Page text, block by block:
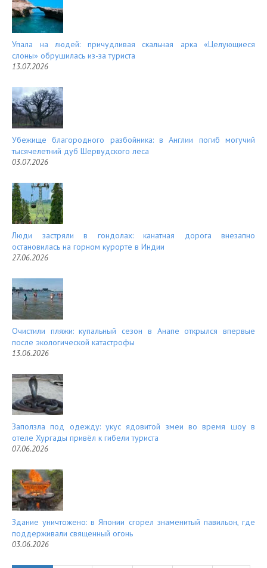
Упала на людей: причудливая скальная арка «Целующиеся
слоны» обрушилась из-за туриста
13.07.2026
Убежище благородного разбойника: в Англии погиб могучий
тысячелетний дуб Шервудского леса
03.07.2026
Люди застряли в гондолах: канатная дорога внезапно
остановилась на горном курорте в Индии
27.06.2026
Очистили пляжи: купальный сезон в Анапе открылся впервые
после экологической катастрофы
13.06.2026
Заползла под одежду: укус ядовитой змеи во время шоу в
отеле Хургады привёл к гибели туриста
07.06.2026
Здание уничтожено: в Японии сгорел знаменитый павильон, где
поддерживали священный огонь
03.06.2026